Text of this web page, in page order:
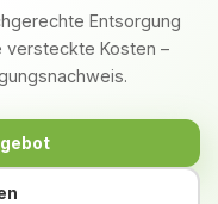
Entsorgung
versteckte Kosten –